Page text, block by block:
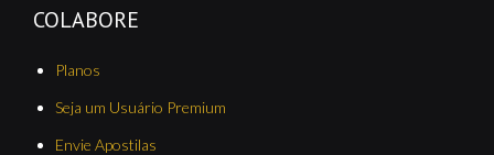
COLABORE
Planos
Seja um Usuário Premium
Envie Apostilas